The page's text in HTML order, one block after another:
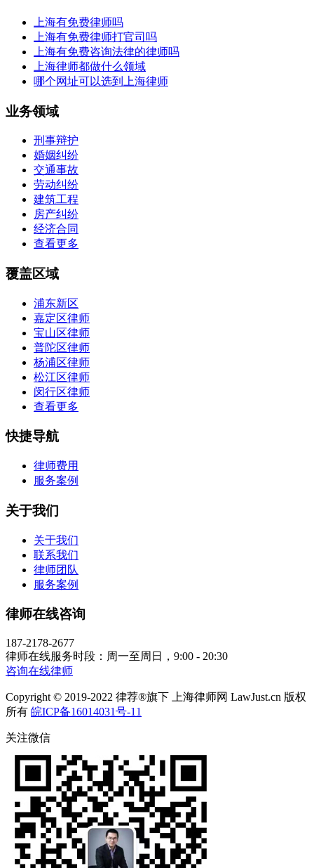
上海有免费律师吗
上海有免费律师打官司吗
上海有免费咨询法律的律师吗
上海律师都做什么领域
哪个网址可以选到上海律师
业务领域
刑事辩护
婚姻纠纷
交通事故
劳动纠纷
建筑工程
房产纠纷
经济合同
查看更多
覆盖区域
浦东新区
嘉定区律师
宝山区律师
普陀区律师
杨浦区律师
松江区律师
闵行区律师
查看更多
快捷导航
律师费用
服务案例
关于我们
关于我们
联系我们
律师团队
服务案例
律师在线咨询
187-2178-2677
律师在线服务时段：周一至周日，9:00 - 20:30
咨询在线律师
Copyright © 2019-2022 律荐®旗下 上海律师网 LawJust.cn 版权
所有 皖ICP备16014031号-11
关注微信